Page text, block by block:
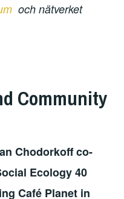
och nätverket
Community
Chodorkoff co-
Ecology 40
Café Planet in